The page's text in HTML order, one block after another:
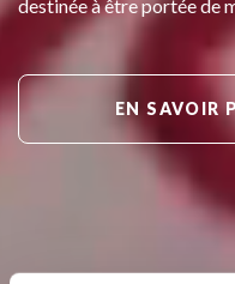
destinée à être portée de
EN SAVOIR